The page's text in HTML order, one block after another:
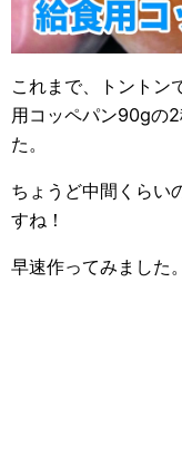
これまで、トントン
用コッペパン90gの
た。
ちょうど中間くらい
すね！
早速作ってみました。